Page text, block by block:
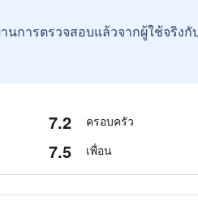
นการตรวจสอบแล้วจากผู้ใช้จริง
7.2 ครอบครัว
7.5 เพื่อน